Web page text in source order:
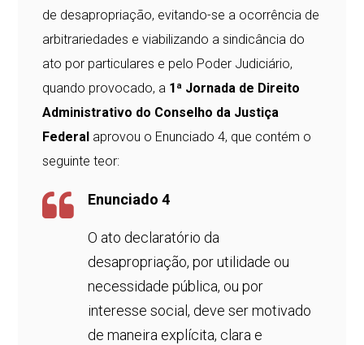
de desapropriação, evitando-se a ocorrência de
arbitrariedades e viabilizando a sindicância do
ato por particulares e pelo Poder Judiciário,
quando provocado, a 1ª Jornada de Direito
Administrativo do Conselho da Justiça
Federal aprovou o Enunciado 4, que contém o
seguinte teor:
Enunciado 4
O ato declaratório da
desapropriação, por utilidade ou
necessidade pública, ou por
interesse social, deve ser motivado
de maneira explícita, clara e